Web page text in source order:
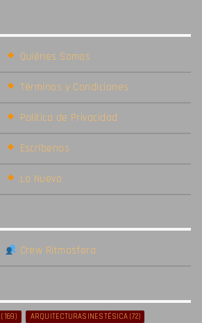
Quiénes Somos
Términos y Condiciones
Política de Privacidad
Escríbenos
Lo Nuevo
Crew Ritmosfera
(169) ARQUITECTURASINESTÉSICA(72)